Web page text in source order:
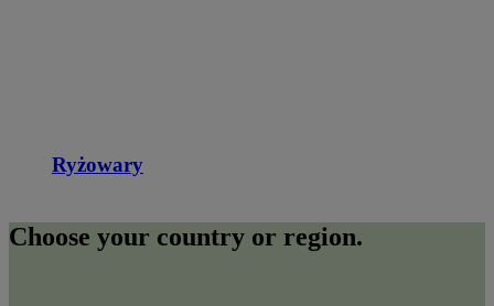
Ryżowary
Choose your country or region.